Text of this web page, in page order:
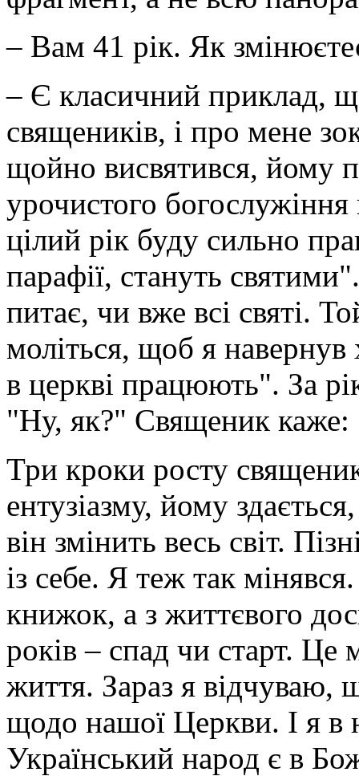
– Вам 41 рік. Як
– Є класичний приклад,
священиків, і про мене
щойно висвятився, йому
урочистого
цілий рік буду сильно
парафії, стануть
питає, чи вже всі ­святі.
моліться, щоб я
в церкві працюють". За
"Ну, як?" Священик
Три кроки росту
ентузіазму, йому
він змінить весь світ.
із себе. Я теж так
книжок, а з життєвого
років – спад чи старт. Це
життя. Зараз я відчуваю,
щодо нашої Церкви. І я в
Український народ є в